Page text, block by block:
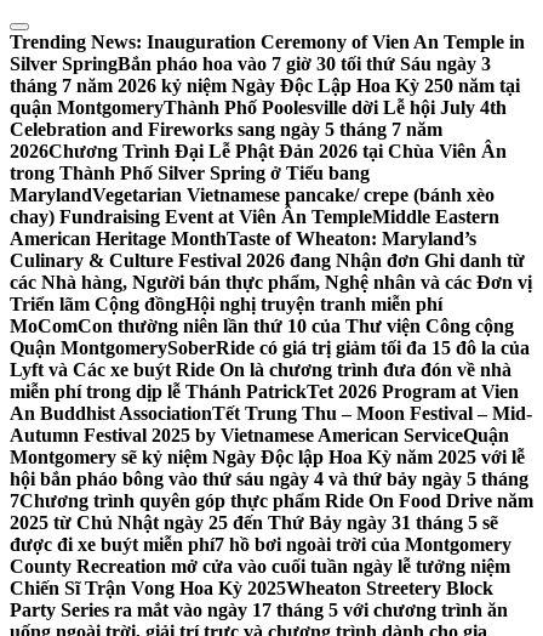
Skip
to
content
Trending News: Inauguration Ceremony of Vien An Temple in
Silver SpringBắn pháo hoa vào 7 giờ 30 tối thứ Sáu ngày 3
tháng 7 năm 2026 kỷ niệm Ngày Độc Lập Hoa Kỳ 250 năm tại
quận MontgomeryThành Phố Poolesville dời Lễ hội July 4th
Celebration and Fireworks sang ngày 5 tháng 7 năm
2026Chương Trình Đại Lễ Phật Đản 2026 tại Chùa Viên Ân
trong Thành Phố Silver Spring ở Tiểu bang
MarylandVegetarian Vietnamese pancake/ crepe (bánh xèo
chay) Fundraising Event at Viên Ân TempleMiddle Eastern
American Heritage MonthTaste of Wheaton: Maryland’s
Culinary & Culture Festival 2026 đang Nhận đơn Ghi danh từ
các Nhà hàng, Người bán thực phẩm, Nghệ nhân và các Đơn vị
Triển lãm Cộng đồngHội nghị truyện tranh miễn phí
MoComCon thường niên lần thứ 10 của Thư viện Công cộng
Quận MontgomerySoberRide có giá trị giảm tối đa 15 đô la của
Lyft và Các xe buýt Ride On là chương trình đưa đón về nhà
miễn phí trong dịp lễ Thánh PatrickTet 2026 Program at Vien
An Buddhist AssociationTết Trung Thu – Moon Festival – Mid-
Autumn Festival 2025 by Vietnamese American ServiceQuận
Montgomery sẽ kỷ niệm Ngày Độc lập Hoa Kỳ năm 2025 với lễ
hội bắn pháo bông vào thứ sáu ngày 4 và thứ bảy ngày 5 tháng
7Chương trình quyên góp thực phẩm Ride On Food Drive năm
2025 từ Chủ Nhật ngày 25 đến Thứ Bảy ngày 31 tháng 5 sẽ
được đi xe buýt miễn phí7 hồ bơi ngoài trời của Montgomery
County Recreation mở cửa vào cuối tuần ngày lễ tưởng niệm
Chiến Sĩ Trận Vong Hoa Kỳ 2025Wheaton Streetery Block
Party Series ra mắt vào ngày 17 tháng 5 với chương trình ăn
uống ngoài trời, giải trí trực và chương trình dành cho gia